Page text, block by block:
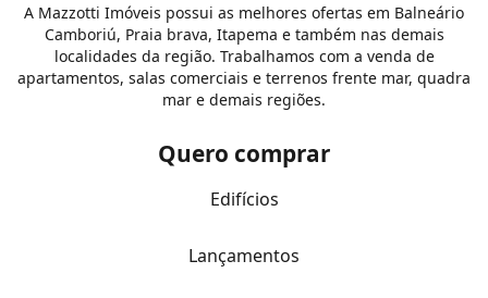
A Mazzotti Imóveis possui as melhores ofertas em Balneário
Camboriú, Praia brava, Itapema e também nas demais
localidades da região. Trabalhamos com a venda de
apartamentos, salas comerciais e terrenos frente mar, quadra
mar e demais regiões.
Quero comprar
Edifícios
Lançamentos